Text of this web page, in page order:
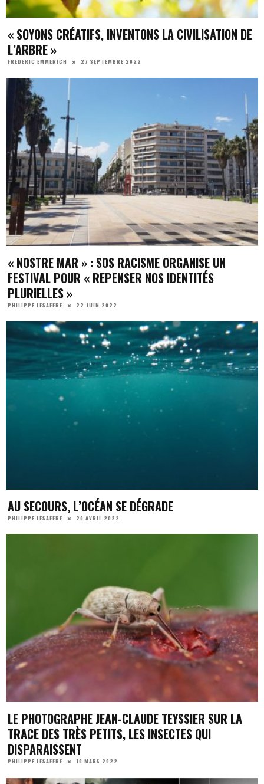
« SOYONS CRÉATIFS, INVENTONS LA CIVILISATION DE
L’ARBRE »
FREDERIC EMMERICH 27 SEPTEMBRE 2022
« NOSTRE MAR » : SOS RACISME ORGANISE UN
FESTIVAL POUR « REPENSER NOS IDENTITÉS
PLURIELLES »
PHILIPPE LESAFFRE 22 JUIN 2022
AU SECOURS, L’OCÉAN SE DÉGRADE
PHILIPPE LESAFFRE 20 AVRIL 2022
LE PHOTOGRAPHE JEAN-CLAUDE TEYSSIER SUR LA
TRACE DES TRÈS PETITS, LES INSECTES QUI
DISPARAISSENT
PHILIPPE LESAFFRE 10 MARS 2022